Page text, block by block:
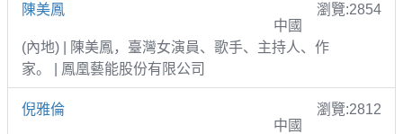
陳美鳳
瀏覽:2854
中國
(內地) | 陳美鳳，臺灣女演員、歌手、主持人、作
家。 | 鳳凰藝能股份有限公司
倪雅倫
瀏覽:2812
中國